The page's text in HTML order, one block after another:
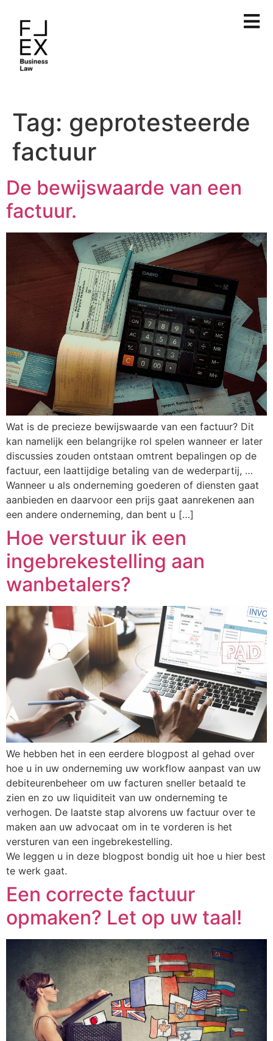
Tag: geprotesteerde
factuur
De bewijswaarde van een
factuur.
Wat is de precieze bewijswaarde van een factuur? Dit
kan namelijk een belangrijke rol spelen wanneer er later
discussies zouden ontstaan omtrent bepalingen op de
factuur, een laattijdige betaling van de wederpartij, …
Wanneer u als onderneming goederen of diensten gaat
aanbieden en daarvoor een prijs gaat aanrekenen aan
een andere onderneming, dan bent u […]
Hoe verstuur ik een
ingebrekestelling aan
wanbetalers?
We hebben het in een eerdere blogpost al gehad over
hoe u in uw onderneming uw workflow aanpast van uw
debiteurenbeheer om uw facturen sneller betaald te
zien en zo uw liquiditeit van uw onderneming te
verhogen. De laatste stap alvorens uw factuur over te
maken aan uw advocaat om in te vorderen is het
versturen van een ingebrekestelling.
We leggen u in deze blogpost bondig uit hoe u hier best
te werk gaat.
Een correcte factuur
opmaken? Let op uw taal!